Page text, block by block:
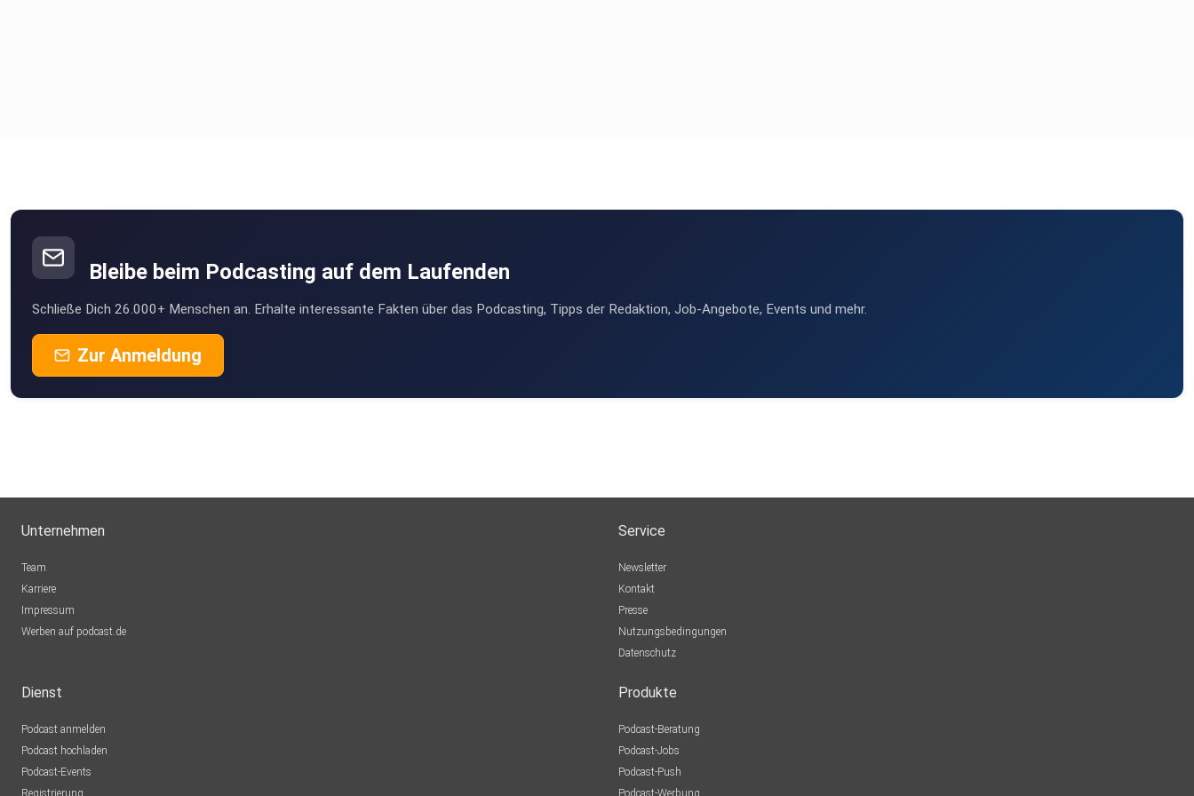
Bleibe beim Podcasting auf dem Laufenden
Schließe Dich 26.000+ Menschen an. Erhalte interessante Fakten über das Podcasting, Tipps der Redaktion, Job-Angebote, Events und mehr.
Zur Anmeldung
Unternehmen
Team
Karriere
Impressum
Werben auf podcast.de
Service
Newsletter
Kontakt
Presse
Nutzungsbedingungen
Datenschutz
Dienst
Podcast anmelden
Podcast hochladen
Podcast-Events
Registrierung
Produkte
Podcast-Beratung
Podcast-Jobs
Podcast-Push
Podcast-Werbung